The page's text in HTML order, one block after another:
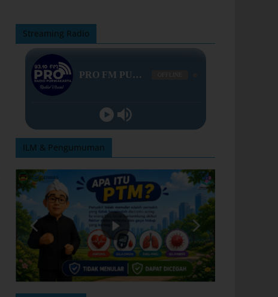
Streaming Radio
ILM & Pengumuman